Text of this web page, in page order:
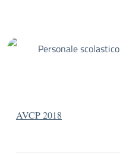
Personale scolastico
AVCP 2018